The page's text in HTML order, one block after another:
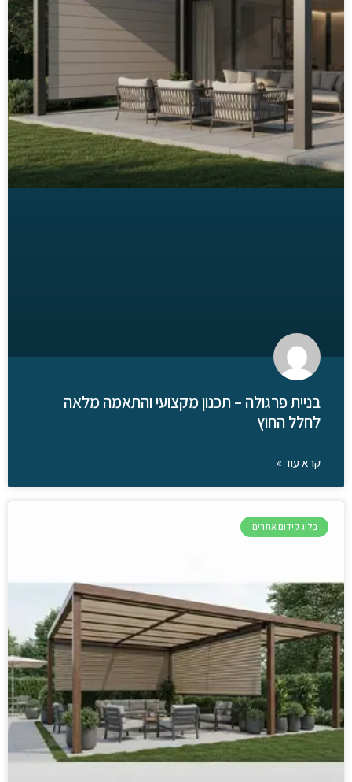
בניית פרגולה – תכנון מקצועי והתאמה מלאה
לחלל החוץ
קרא עוד »
בלוג קידום אתרים